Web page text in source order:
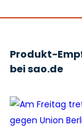
Produkt-
bei sao.de